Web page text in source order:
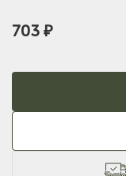
703 ₽